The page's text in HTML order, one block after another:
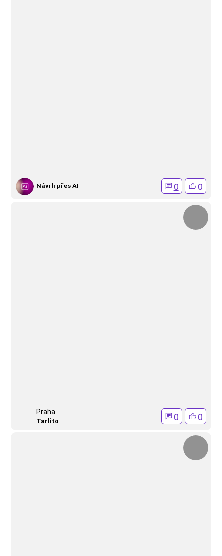
Návrh přes AI 0 0
Praha
Tarlito 0 0